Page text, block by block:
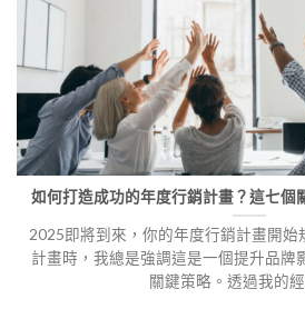
如何打造成功的年度行銷計畫？這七個
2025即將到來，你的年度行銷計畫開始
計畫時，我總是強調這是一個提升品牌
關鍵策略。透過我的